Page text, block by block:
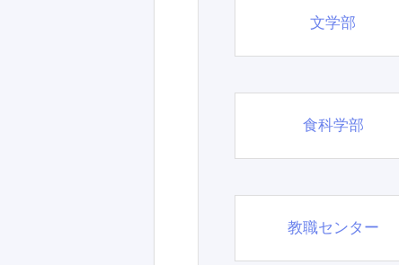
文学部
食科学部
教職センター